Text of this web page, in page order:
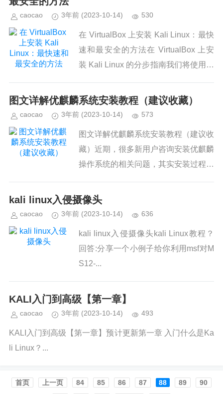
caocao 3年前 (2023-10-14) 530
在 VirtualBox 上安装 Kali Linux：最快
速和最安全的方法在 VirtualBox 上安
装 Kali Linux 的分步指南我们将使用一
图文详解优麒麟系统安装教程（建议收藏）
caocao 3年前 (2023-10-14) 573
图文详解优麒麟系统安装教程（建议收
藏）近期，很多新用户咨询安装优麒麟
操作系统的相关问题，其实安装过程非
由小编带领大家安装体验优麒麟系统。
kali linux入侵摄像头
caocao 3年前 (2023-10-14) 636
kali linux入侵摄像头kali Linux教程？
回答:分享一个小例子给你利用msf对M
S12-...
KALI入门到高级【第一章】
caocao 3年前 (2023-10-14) 493
KALI入门到高级【第一章】预计更新第一章 入门什么是Ka
li Linux？...
首页️ 上一页 84 85 86 87 88 89 90